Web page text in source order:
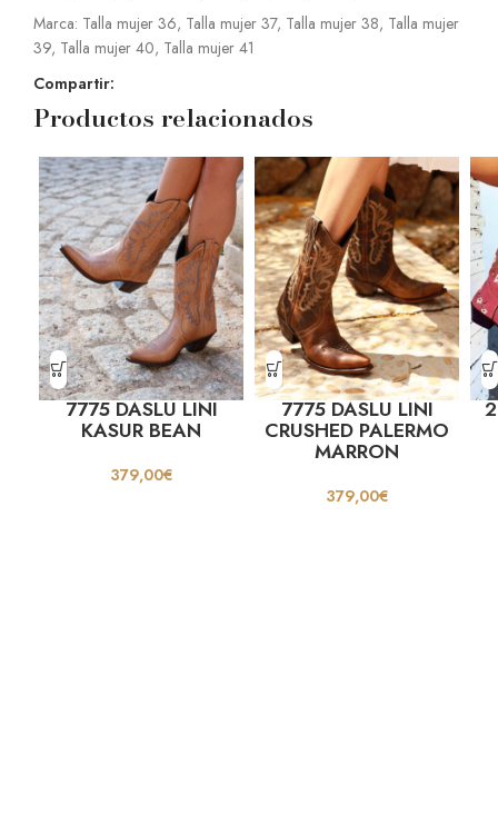
Marca: Talla mujer 36, Talla mujer 37, Talla mujer 38, Talla mujer
39, Talla mujer 40, Talla mujer 41
Compartir:
Productos relacionados
7775 DASLU LINI
KASUR BEAN
379,00€
7775 DASLU LINI
CRUSHED PALERMO
MARRON
379,00€